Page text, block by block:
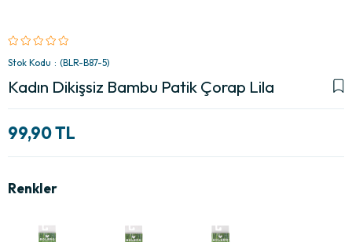
Stok Kodu (BLR-B87-5)
Kadın Dikişsiz Bambu Patik Çorap Lila
99,90 TL